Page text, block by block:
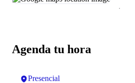
Agenda tu hora
Presencial